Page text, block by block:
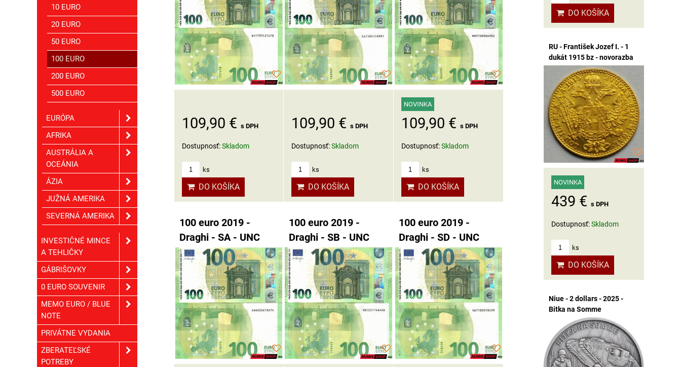
109,90 € s DPH
Dostupnosť:Skladom
ks
DO KOŠÍKA
109,90 €s DPH
Dostupnosť:Skladom
ks
DO KOŠÍKA
NOVINKA
109,90 €s DPH
Dostupnosť:Skladom
ks
DO KOŠÍKA
100 euro 2019 -
Draghi - SA - UNC
100 euro 2019 -
Draghi - SB - UNC
100 euro 2019 -
Draghi - SD - UNC
10 EURO
20 EURO
50 EURO
100 EURO
200 EURO
500 EURO
EURÓPA
AFRIKA
AUSTRÁLIA A
OCEÁNIA
ÁZIA
JUŽNÁ AMERIKA
SEVERNÁ AMERIKA
INVESTIČNÉ MINCE
A TEHLIČKY
GÁBRIŠOVKY
0 EURO SOUVENIR
MEMO EURO / BLUE
NOTE
PRIVÁTNE VYDANIA
ZBERATEĽSKÉ
POTREBY
DO KOŠÍKA
RU - František Jozef I. - 1
dukát 1915 bz - novorazba
NOVINKA
439 € s DPH
Dostupnosť:Skladom
ks
DO KOŠÍKA
Niue - 2 dollars - 2025 -
Bitka na Somme